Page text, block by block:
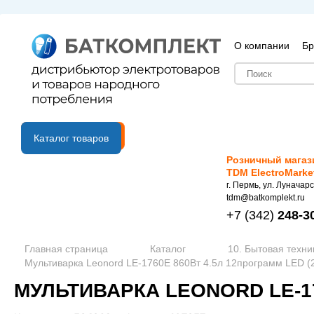
О компании
B2B портал
Каталог товаров
Розничный
TDM
г. Пермь, ул.
tdm@batkomplekt.ru
+7 (342) 248-
Главная страница Каталог
10. Бытовая
Мультиварка Leonord LE-1760E 860Вт 4.5л 12программ LED
МУЛЬТИВАРКА LEONORD LE-